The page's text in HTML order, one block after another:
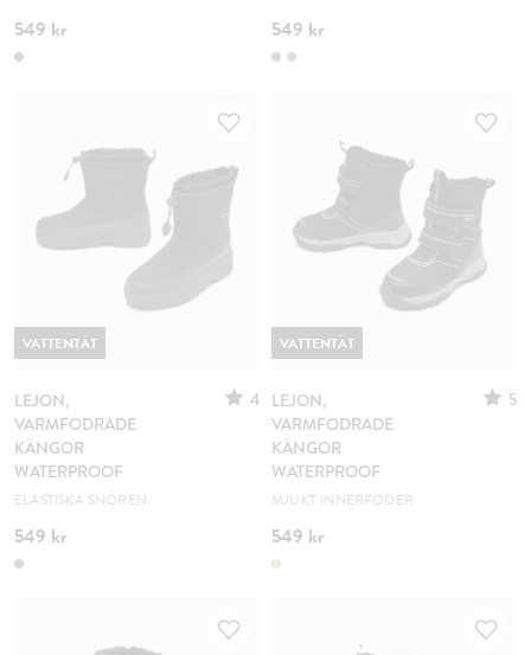
549 kr 549 kr
LEJON,
VARMFODRADE
KÄNGOR
WATERPROOF
4
ELASTISKA SNÖREN
549 kr
VATTENTÄT
LEJON,
VARMFODRADE
KÄNGOR
WATERPROOF
5
MJUKT INNERFODER
549 kr
VATTENTÄT